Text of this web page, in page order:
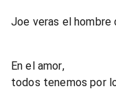
Joe veras el hombre
En el amor,
todos tenemos por